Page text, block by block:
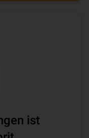
ist